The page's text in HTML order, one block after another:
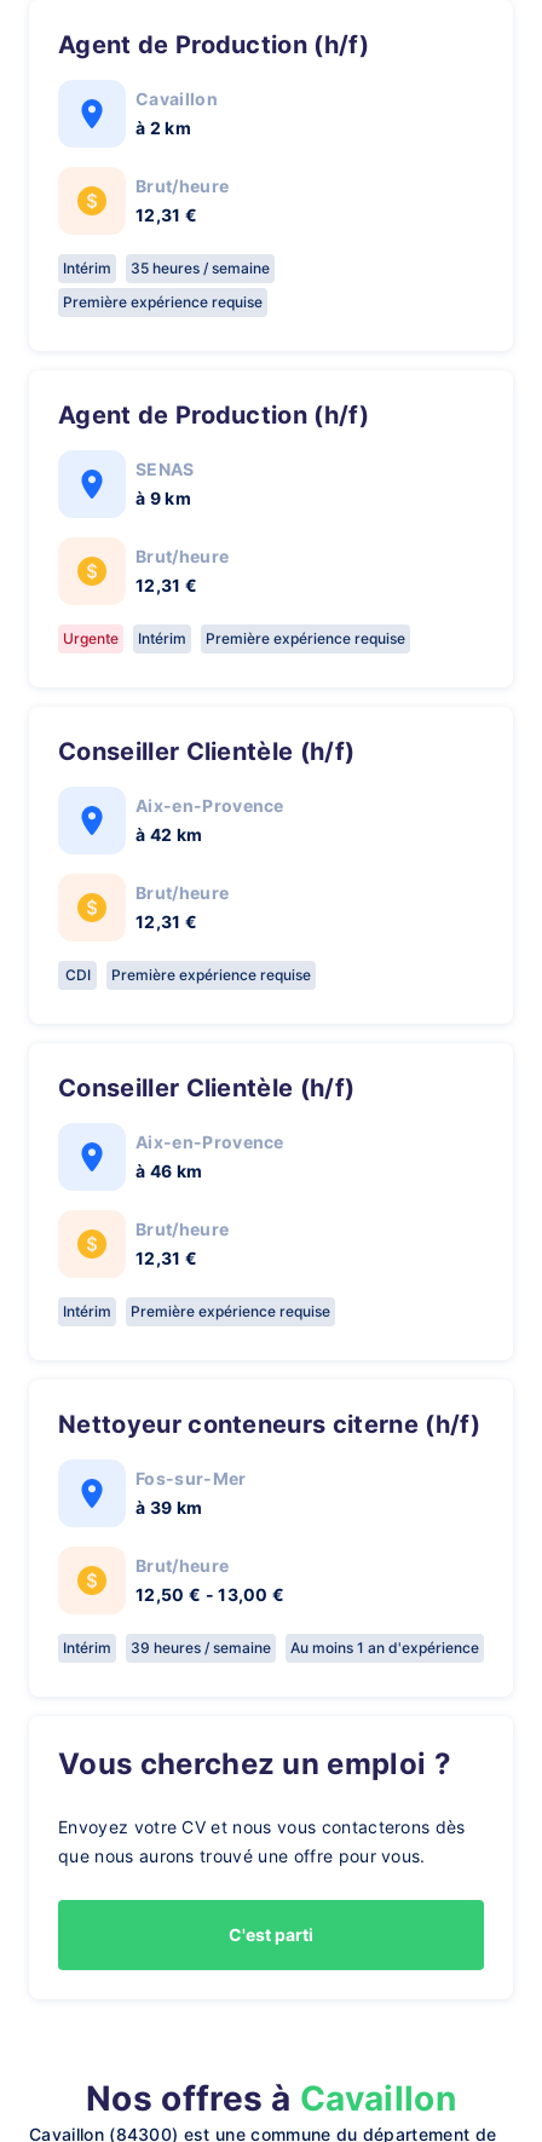
Agent de Production (h/f)
Cavaillon
à 2 km
Brut/heure
12,31 €
Intérim
35 heures / semaine
Première expérience requise
Agent de Production (h/f)
SENAS
à 9 km
Brut/heure
12,31 €
Urgente Intérim Première expérience requise
Conseiller Clientèle (h/f)
Aix-en-Provence
à 42 km
Brut/heure
12,31 €
CDI Première expérience requise
Conseiller Clientèle (h/f)
Aix-en-Provence
à 46 km
Brut/heure
12,31 €
Intérim Première expérience requise
Nettoyeur conteneurs citerne (h/f)
Fos-sur-Mer
à 39 km
Brut/heure
12,50 € - 13,00 €
Intérim 39 heures / semaine Au moins 1 an d'expérience
Vous cherchez un emploi ?
Envoyez votre CV et nous vous contacterons dès
que nous aurons trouvé une offre pour vous.
C'est parti
Nos offres à Cavaillon
Cavaillon (84300) est une commune du département de